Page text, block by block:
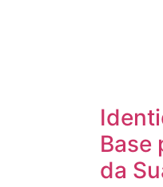
Base
da